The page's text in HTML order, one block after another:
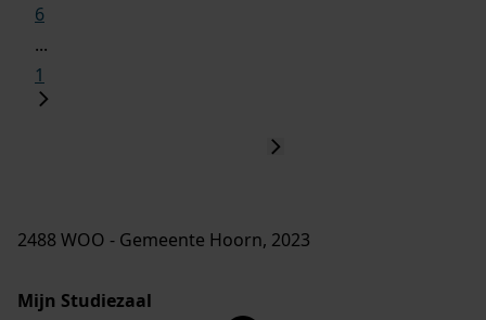
6
...
1
2488 WOO - Gemeente Hoorn, 2023
Mijn Studiezaal